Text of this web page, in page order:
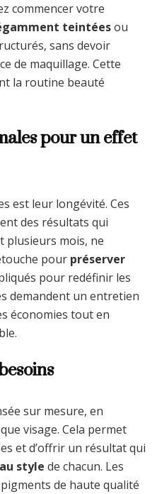
commencer votre
teintéesou
sans devoir
de maquillage. Cette
la routine beauté
pour un effet
est leur longévité. Ces
des résultats qui
plusieurs mois, ne
pour préserver
pour redéfinir les
demandent un entretien
économies tout en
sur mesure, en
visage. Cela permet
et d’offrir un résultat qui
style de chacun. Les
de haute qualité